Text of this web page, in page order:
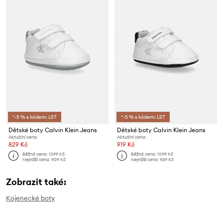
*-5 % s kódem: LST
Dětské boty Calvin Klein Jeans
Aktuální cena:
829 Kč
Běžná cena:1099 Kč
Nejnižší cena:909 Kč
*-5 % s kódem: LST
Dětské boty Calvin Klein Jeans
Aktuální cena:
919 Kč
Běžná cena:1099 Kč
Nejnižší cena:929 Kč
Zobrazit také:
Kojenecké boty